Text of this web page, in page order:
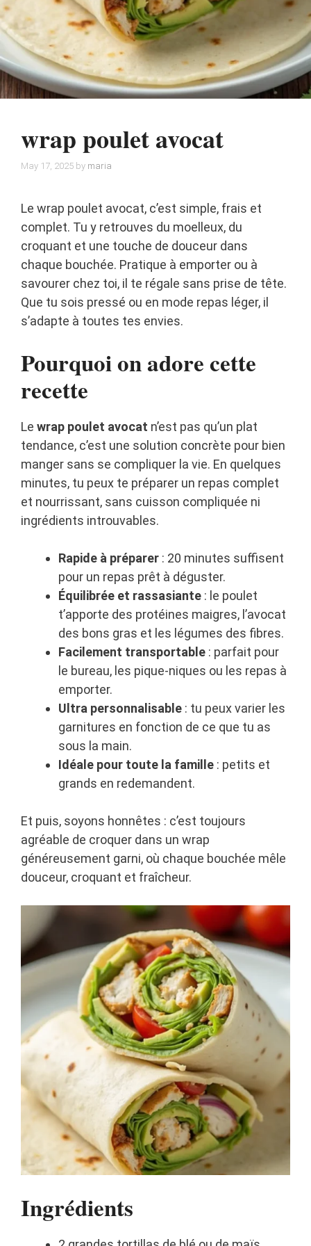
wrap poulet avocat
May 17, 2025 by maria
Le wrap poulet avocat, c’est simple, frais et
complet. Tu y retrouves du moelleux, du
croquant et une touche de douceur dans
chaque bouchée. Pratique à emporter ou à
savourer chez toi, il te régale sans prise de tête.
Que tu sois pressé ou en mode repas léger, il
s’adapte à toutes tes envies.
Pourquoi on adore cette
recette
Le wrap poulet avocat n’est pas qu’un plat
tendance, c’est une solution concrète pour bien
manger sans se compliquer la vie. En quelques
minutes, tu peux te préparer un repas complet
et nourrissant, sans cuisson compliquée ni
ingrédients introuvables.
Rapide à préparer : 20 minutes suffisent
pour un repas prêt à déguster.
Équilibrée et rassasiante : le poulet
t’apporte des protéines maigres, l’avocat
des bons gras et les légumes des fibres.
Facilement transportable : parfait pour
le bureau, les pique-niques ou les repas à
emporter.
Ultra personnalisable : tu peux varier les
garnitures en fonction de ce que tu as
sous la main.
Idéale pour toute la famille : petits et
grands en redemandent.
Et puis, soyons honnêtes : c’est toujours
agréable de croquer dans un wrap
généreusement garni, où chaque bouchée mêle
douceur, croquant et fraîcheur.
Ingrédients